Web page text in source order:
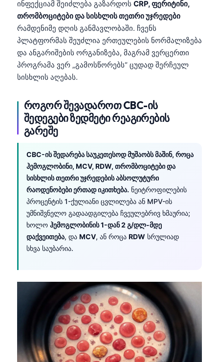
ინფექციამ შეიძლება გაზარდოს CRP, ფერიტინი,
თრომბოციტები და სისხლის თეთრი უჯრედები
რამდენიმე დღის განმავლობაში. ჩვენს
პლატფორმას შეუძლია ერთეულების ნორმალიზება
და ანგარიშების ორგანიზება, მაგრამ ვერცერთი
პროგრამა ვერ „გამოსწორებს“ ცუდად შერჩეულ
სისხლის აღებას.
როგორ შევადაროთ CBC-ის
შედეგები ზედმეტი რეაგირების
გარეშე
CBC-ის შედარება საუკეთესოდ მუშაობს მაშინ, როცა
ჰემოგლობინი, MCV, RDW, თრომბოციტები და
სისხლის თეთრი უჯრედების აბსოლუტური
რაოდენობები ერთად იკითხება. ნეიტროფილების
პროცენტის 1-ქულიანი ცვლილება ან MPV-ის
უმნიშვნელო გადაადგილება ჩვეულებრივ ხმაურია;
ხოლო ჰემოგლობინის 1-დან 2 გ/დლ-მდე
დაქვეითება, და MCV, ან როცა RDW სრულიად
სხვა საუბარია.